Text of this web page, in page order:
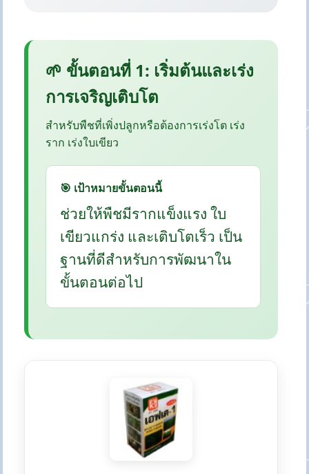
🌱 ขั้นตอนที่ 1: เริ่มต้นและเร่ง
การเจริญเติบโต
สำหรับพืชที่เพิ่งปลูกหรือต้องการเร่งโต เร่ง
ราก เร่งใบเขียว
🎯 เป้าหมายขั้นตอนนี้
ช่วยให้พืชมีรากแข็งแรง ใบ
เขียวแกร่ง และเติบโตเร็ว เป็น
ฐานที่ดีสำหรับการพัฒนาใน
ขั้นตอนต่อไป